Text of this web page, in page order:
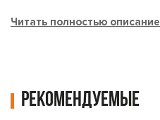
Читать полностью описание
Рекомендуемые